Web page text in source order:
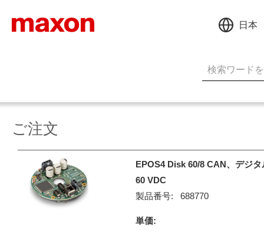
日本
ご注文
EPOS4 Disk 60/8 CAN、デジ
60 VDC
製品番号:
688770
単価: